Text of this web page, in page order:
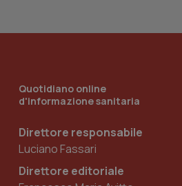
Quotidiano online
d'informazione sanitaria
Direttore responsabile
Luciano Fassari
Direttore editoriale